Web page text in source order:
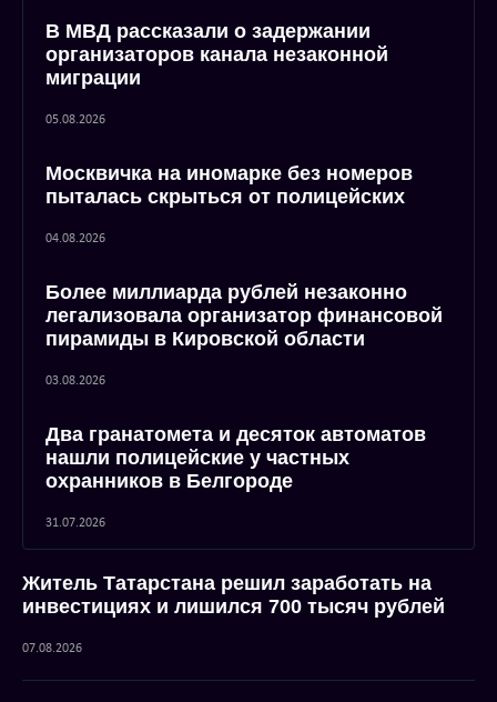
В МВД рассказали о задержании
организаторов канала незаконной
миграции
05.08.2026
Москвичка на иномарке без номеров
пыталась скрыться от полицейских
04.08.2026
Более миллиарда рублей незаконно
легализовала организатор финансовой
пирамиды в Кировской области
03.08.2026
Два гранатомета и десяток автоматов
нашли полицейские у частных
охранников в Белгороде
31.07.2026
Житель Татарстана решил заработать на
инвестициях и лишился 700 тысяч рублей
07.08.2026